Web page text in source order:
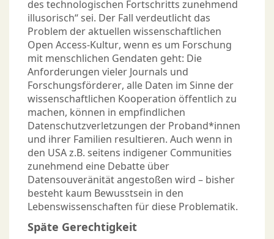
des technologischen Fortschritts zunehmend
illusorisch“ sei. Der Fall verdeutlicht das
Problem der aktuellen wissenschaftlichen
Open Access-Kultur, wenn es um Forschung
mit menschlichen Gendaten geht: Die
Anforderungen vieler Journals und
Forschungsförderer, alle Daten im Sinne der
wissenschaftlichen Kooperation öffentlich zu
machen, können in empfindlichen
Datenschutzverletzungen der Proband*innen
und ihrer Familien resultieren. Auch wenn in
den USA z.B. seitens indigener Communities
zunehmend eine Debatte über
Datensouveränität angestoßen wird – bisher
besteht kaum Bewusstsein in den
Lebenswissenschaften für diese Problematik.
Späte Gerechtigkeit